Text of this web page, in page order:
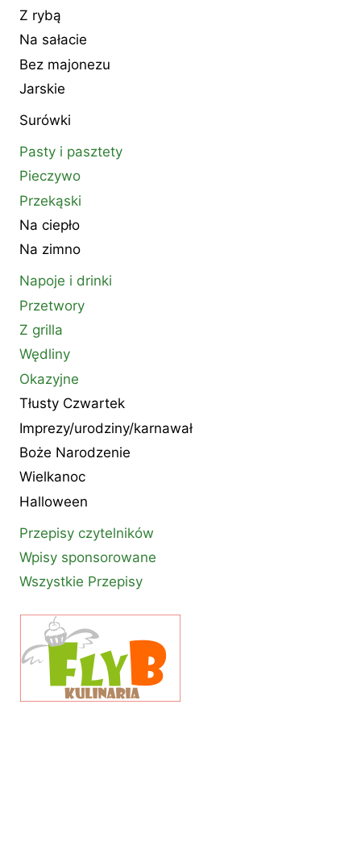
Z rybą
Na sałacie
Bez majonezu
Jarskie
Surówki
Pasty i pasztety
Pieczywo
Przekąski
Na ciepło
Na zimno
Napoje i drinki
Przetwory
Z grilla
Wędliny
Okazyjne
Tłusty Czwartek
Imprezy/urodziny/karnawał
Boże Narodzenie
Wielkanoc
Halloween
Przepisy czytelników
Wpisy sponsorowane
Wszystkie Przepisy